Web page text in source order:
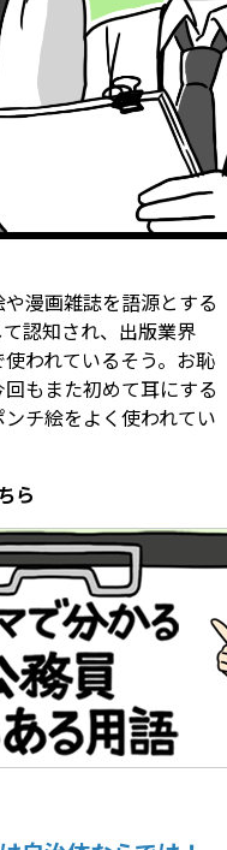
漫画雑誌を語源とする
認知され、出版業界
われているそう。お恥
もまた初めて耳にする
チ絵をよく使われてい
ら